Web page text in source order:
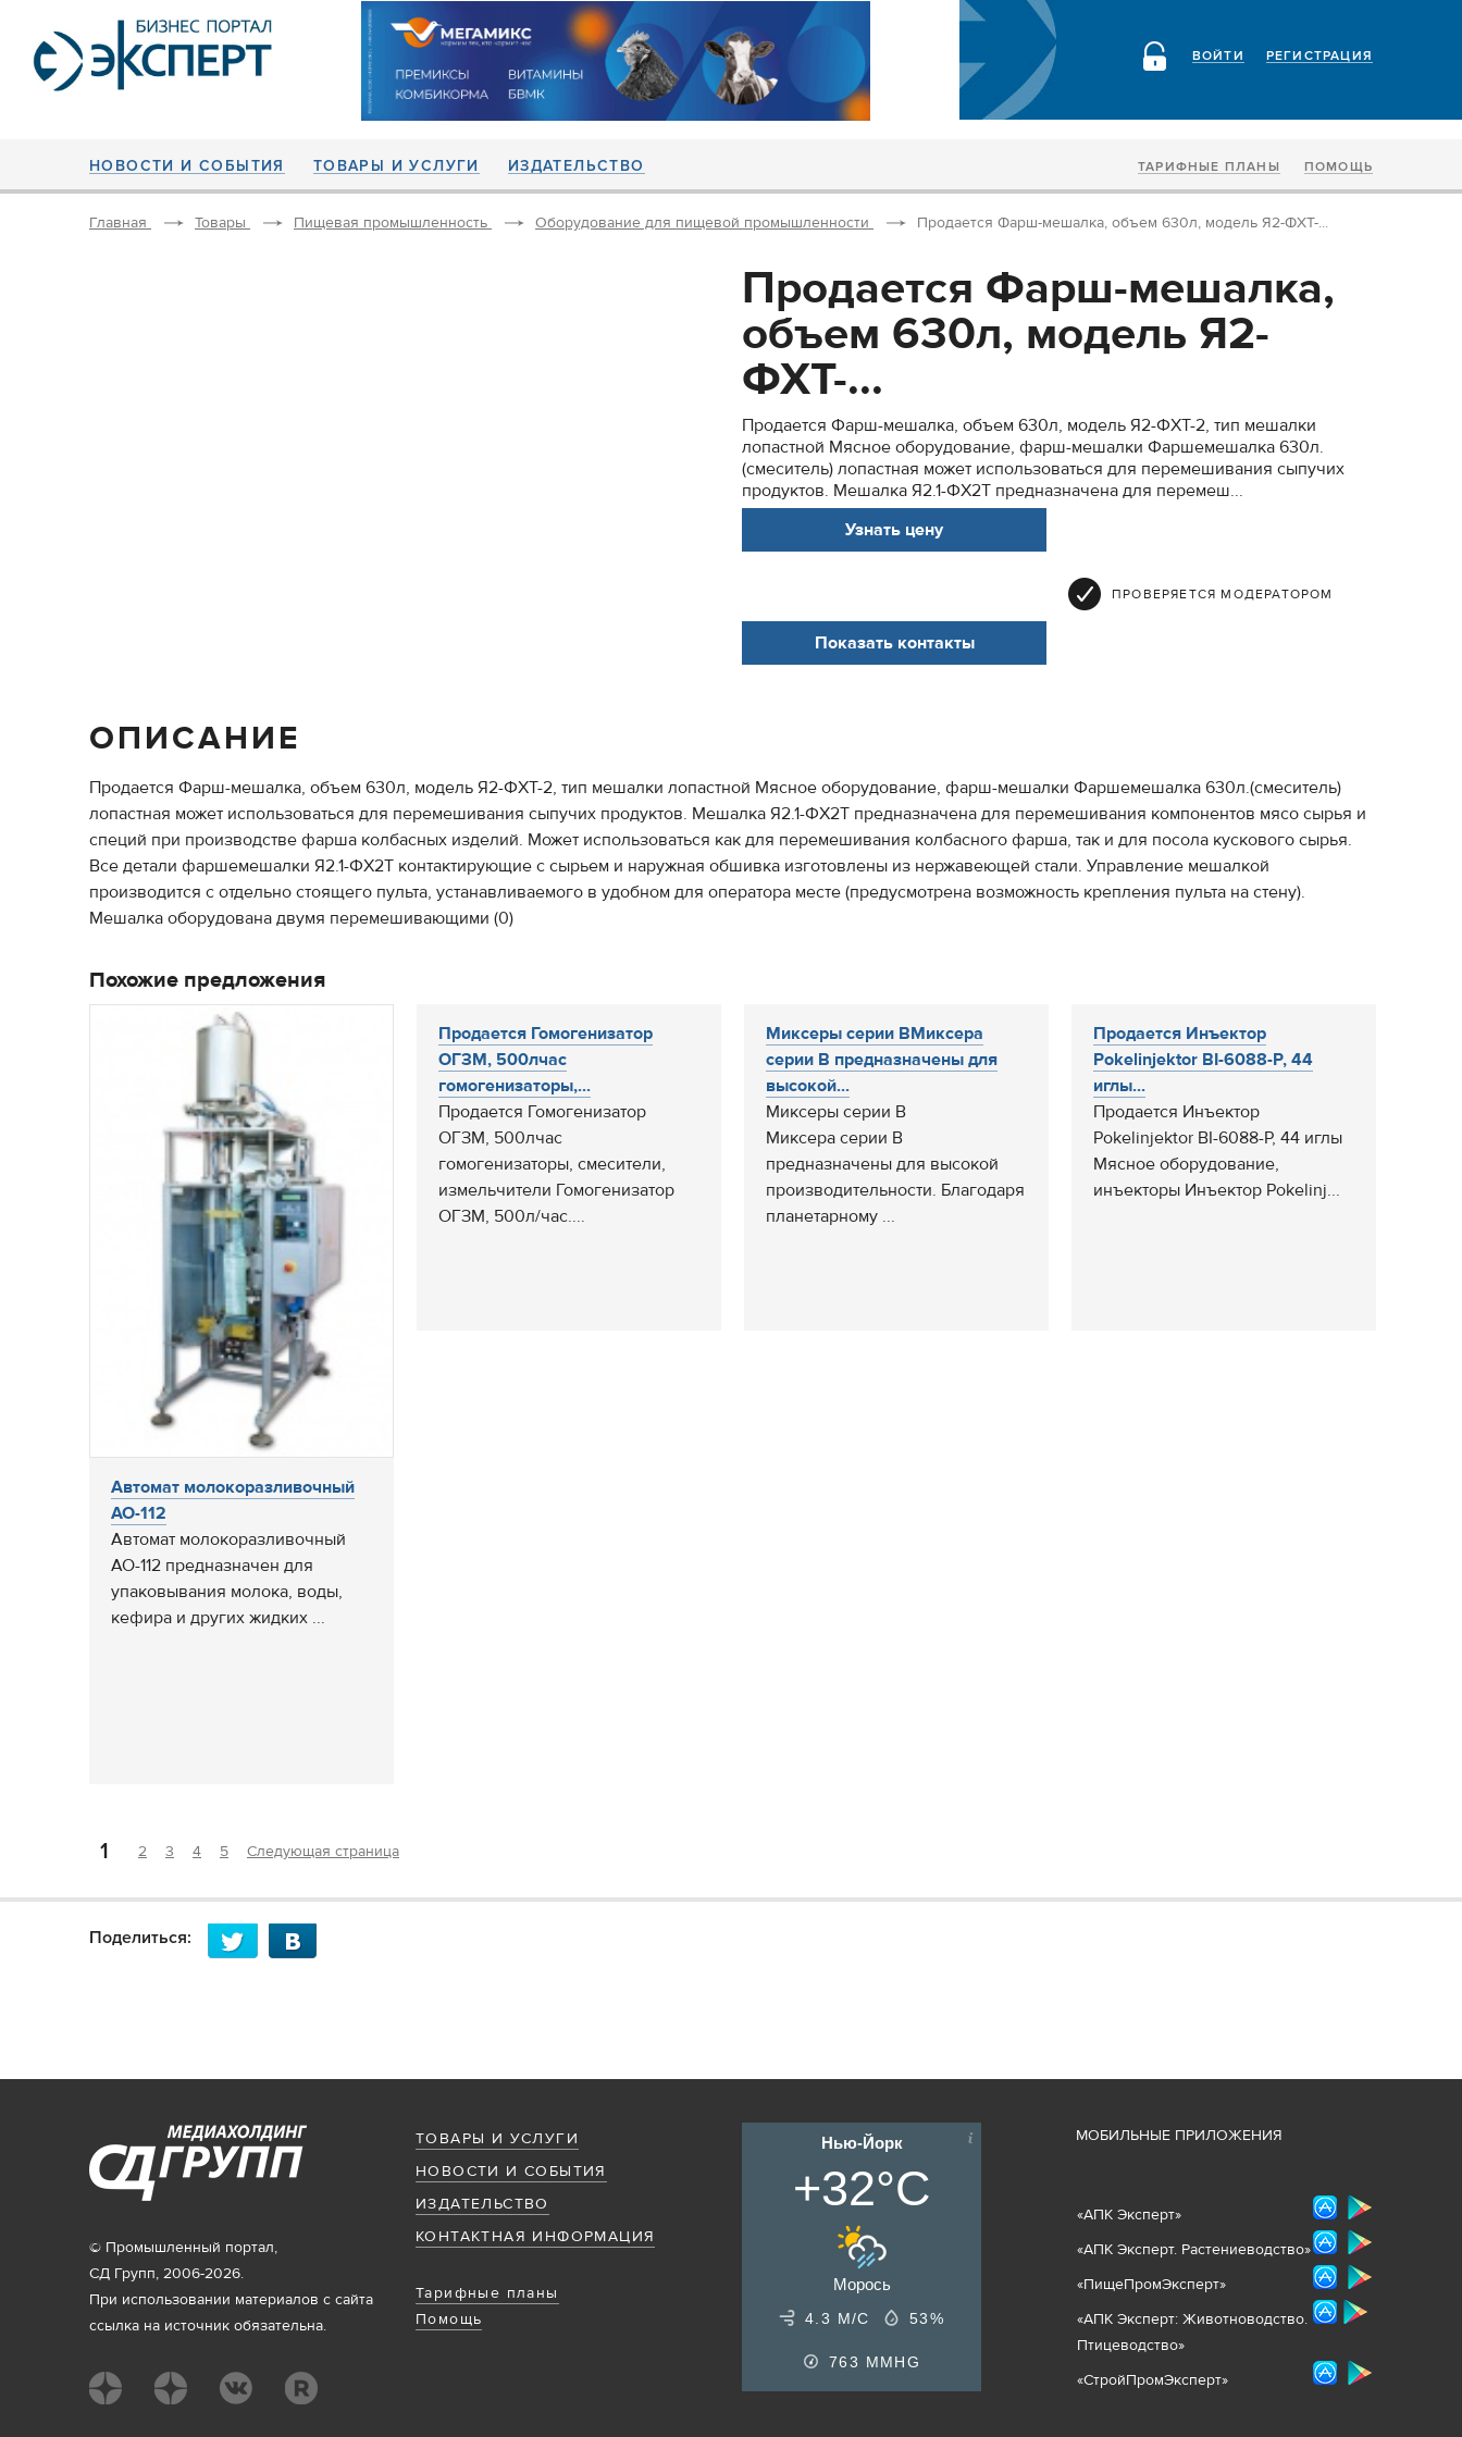
РЕГИСТРАЦИЯ
ВОЙТИ
НОВОСТИ И СОБЫТИЯ ТОВАРЫ И УСЛУГИ ИЗДАТЕЛЬСТВО ТАРИФНЫЕ ПЛАНЫ ПОМОЩЬ
Главная Товары Пищевая промышленность Оборудование для пищевой промышленности Продается Фарш-мешалка, объем 630л, модель Я2-ФХТ-...
Продается Фарш-мешалка,
объем 630л, модель Я2-
ФХТ-...
Продается Фарш-мешалка, объем 630л, модель Я2-ФХТ-2, тип мешалки
лопастной Мясное оборудование, фарш-мешалки Фаршемешалка 630л.
(смеситель) лопастная может использоваться для перемешивания сыпучих
продуктов. Мешалка Я2.1-ФХ2Т предназначена для перемеш...
Узнать цену
ПРОВЕРЯЕТСЯ МОДЕРАТОРОМ
Показать контакты
ОПИСАНИЕ
Продается Фарш-мешалка, объем 630л, модель Я2-ФХТ-2, тип мешалки лопастной Мясное оборудование, фарш-мешалки Фаршемешалка 630л.(смеситель)
лопастная может использоваться для перемешивания сыпучих продуктов. Мешалка Я2.1-ФХ2Т предназначена для перемешивания компонентов мясо сырья и
специй при производстве фарша колбасных изделий. Может использоваться как для перемешивания колбасного фарша, так и для посола кускового сырья.
Все детали фаршемешалки Я2.1-ФХ2Т контактирующие с сырьем и наружная обшивка изготовлены из нержавеющей стали. Управление мешалкой
производится с отдельно стоящего пульта, устанавливаемого в удобном для оператора месте (предусмотрена возможность крепления пульта на стену).
Мешалка оборудована двумя перемешивающими (0)
Похожие предложения
Автомат молокоразливочный
АО-112
Автомат молокоразливочный
АО-112 предназначен для
упаковывания молока, воды,
кефира и других жидких ...
Продается Гомогенизатор
ОГЗМ, 500лчас
гомогенизаторы,...
Продается Гомогенизатор
ОГЗМ, 500лчас
гомогенизаторы, смесители,
измельчители Гомогенизатор
ОГЗМ, 500л/час....
Миксеры серии BМиксера
серии В предназначены для
высокой...
Миксеры серии B
Миксера серии В
предназначены для высокой
производительности. Благодаря
планетарному ...
Продается Инъектор
Pokelinjektor BI-6088-P, 44
иглы...
Продается Инъектор
Pokelinjektor BI-6088-P, 44 иглы
Мясное оборудование,
инъекторы Инъектор Pokelinj...
1 2 3 4 5 Следующая страница
Поделиться:
ТОВАРЫ И УСЛУГИ
НОВОСТИ И СОБЫТИЯ
ИЗДАТЕЛЬСТВО
КОНТАКТНАЯ ИНФОРМАЦИЯ
Тарифные планы
Помощь
© Промышленный портал,
СД Групп, 2006-2026.
При использовании материалов с сайта
ссылка на источник обязательна.
Нью-Йорк
+32°C
Морось
4.3 М/С 53%
763 MMHG
МОБИЛЬНЫЕ ПРИЛОЖЕНИЯ
«АПК Эксперт»
«АПК Эксперт. Растениеводство»
«ПищеПромЭксперт»
«АПК Эксперт: Животноводство.
Птицеводство»
«СтройПромЭксперт»